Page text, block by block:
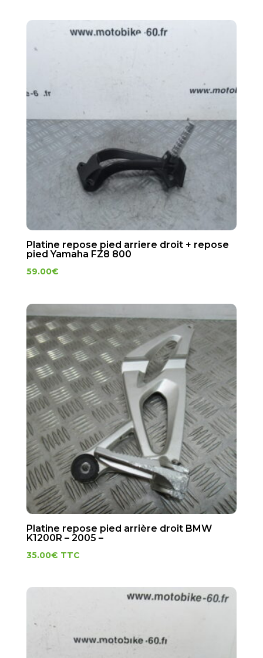
Platine repose pied arriere droit + repose
pied Yamaha FZ8 800
59.00€
Platine repose pied arrière droit BMW
K1200R – 2005 –
35.00€ TTC